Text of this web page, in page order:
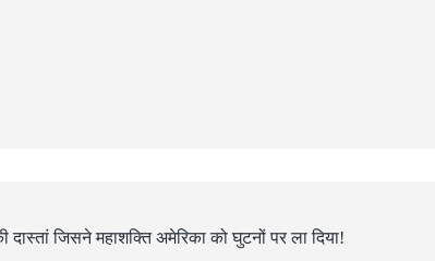
जिसने महाशक्ति अमेरिका को घुटनों पर ला दिया!